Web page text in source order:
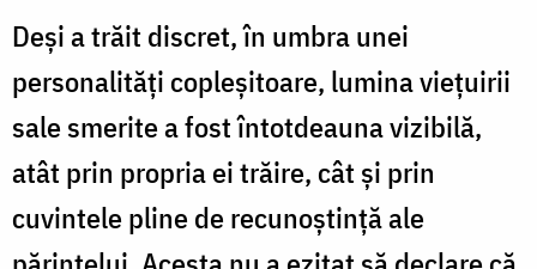
Deși a trăit discret, în umbra unei
personalități copleșitoare, lumina viețuirii
sale smerite a fost întotdeauna vizibilă,
atât prin propria ei trăire, cât și prin
cuvintele pline de recunoștință ale